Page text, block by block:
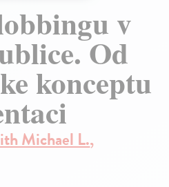
v
Od
konceptu
Michael L.,